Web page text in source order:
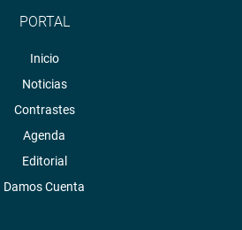
PORTAL
Inicio
Noticias
Contrastes
Agenda
Editorial
Damos Cuenta